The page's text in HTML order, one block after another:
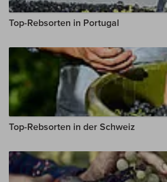
Top-Rebsorten in Portugal
Top-Rebsorten in der Schweiz